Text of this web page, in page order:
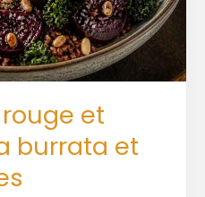
et
burrata et